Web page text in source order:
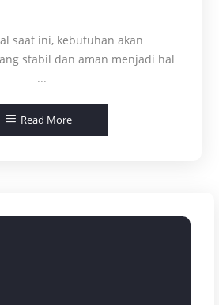
saat ini, kebutuhan akan
stabil dan aman menjadi hal
...
Read More